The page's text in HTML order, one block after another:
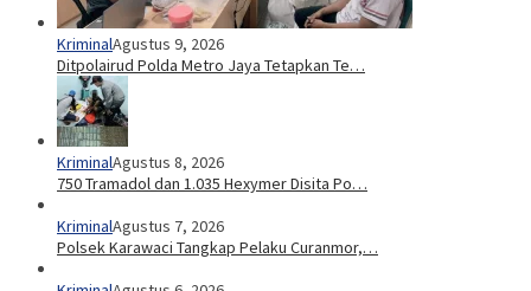
KriminalAgustus 9, 2026
Ditpolairud Polda Metro Jaya Tetapkan Te…
KriminalAgustus 8, 2026
750 Tramadol dan 1.035 Hexymer Disita Po…
KriminalAgustus 7, 2026
Polsek Karawaci Tangkap Pelaku Curanmor,…